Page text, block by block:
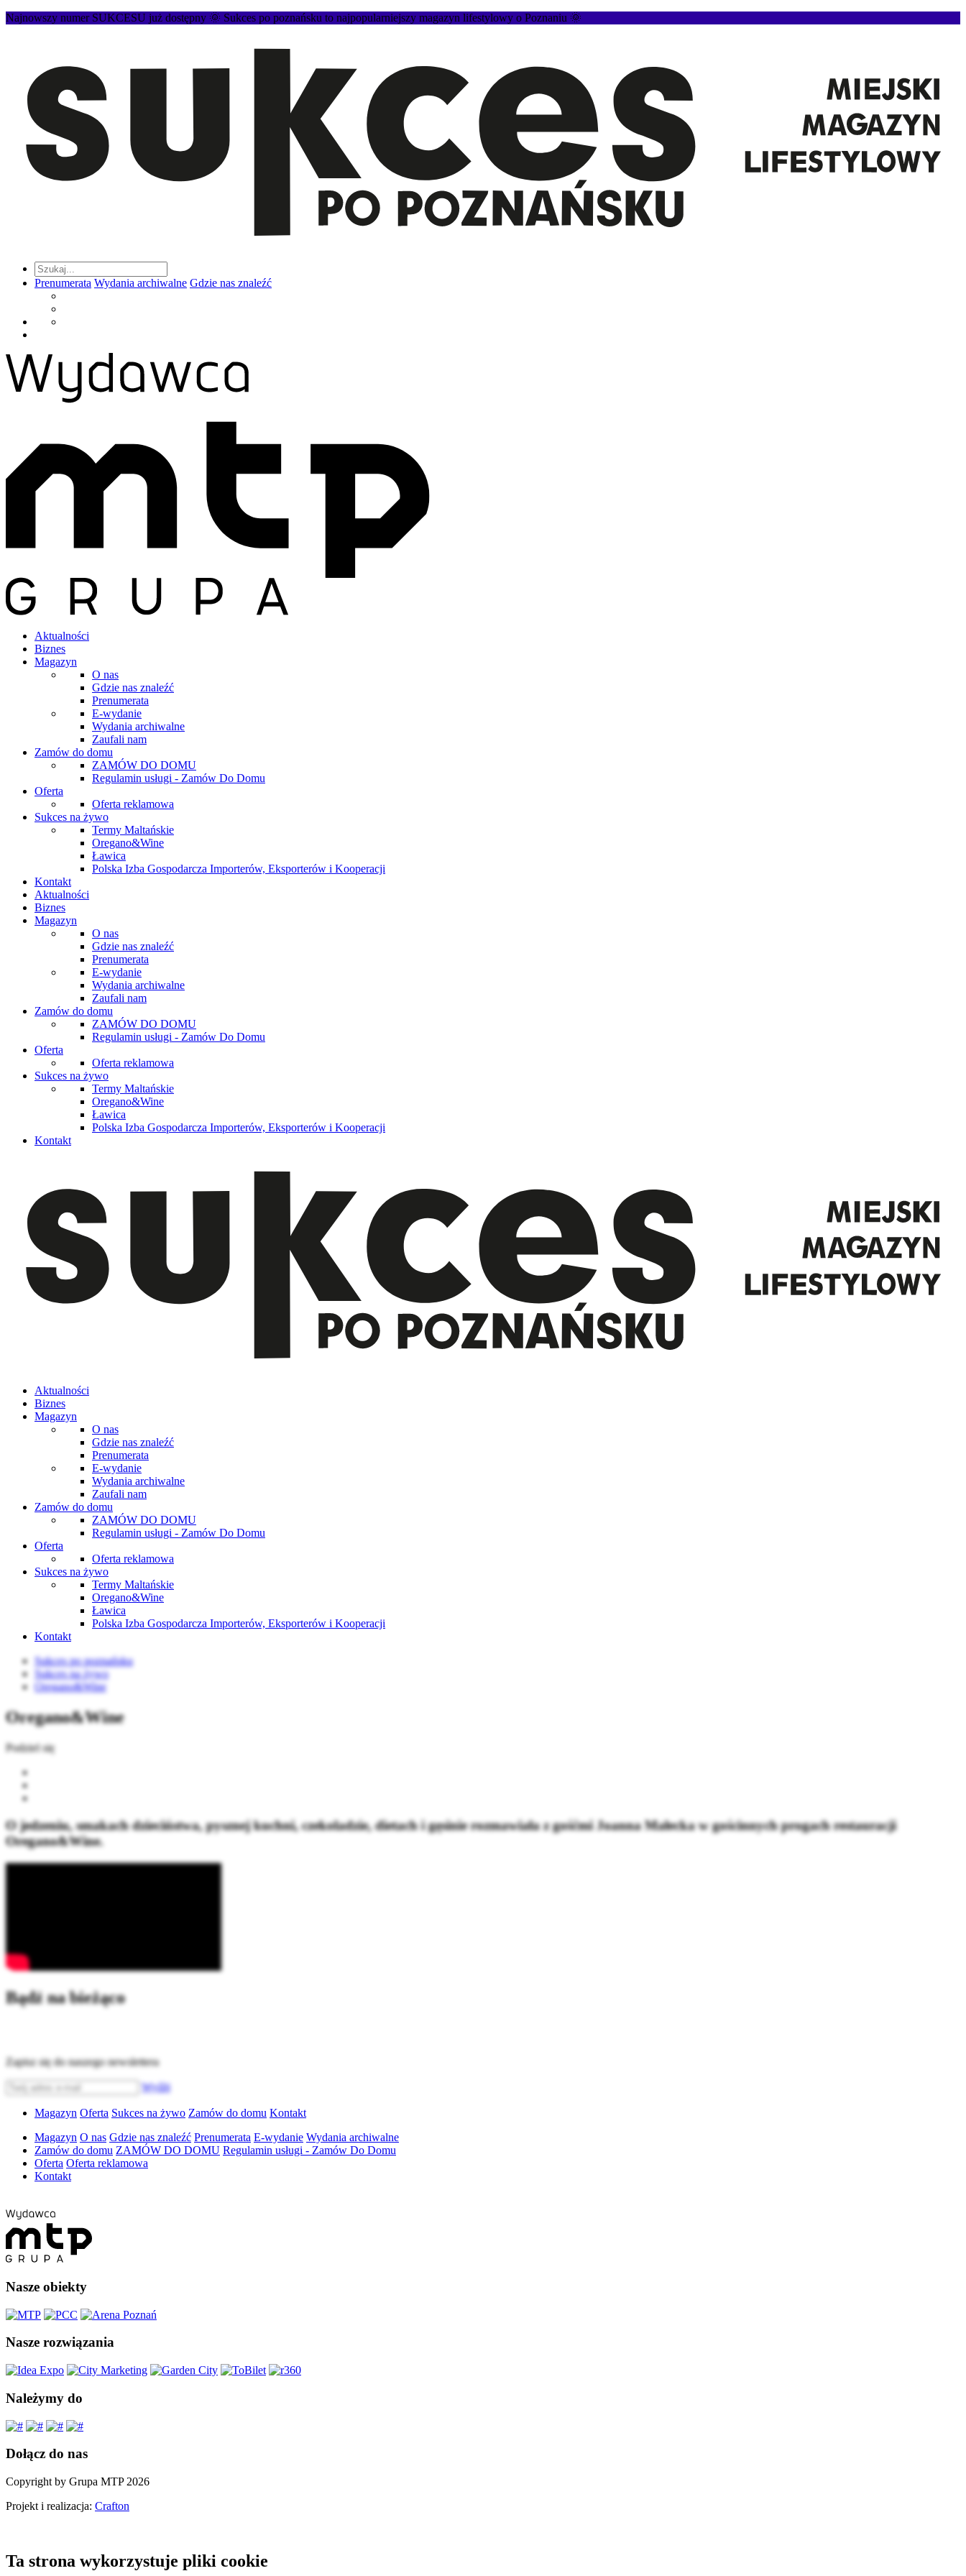
Najnowszy numer SUKCESU już dostępny 🌞 Sukces po poznańsku to najpopularniejszy magazyn lifestylowy o Poznaniu 🌞
Prenumerata Wydania archiwalne Gdzie nas znaleźć
Aktualności
Biznes
Magazyn
O nas
Gdzie nas znaleźć
Prenumerata
E-wydanie
Wydania archiwalne
Zaufali nam
Zamów do domu
ZAMÓW DO DOMU
Regulamin usługi - Zamów Do Domu
Oferta
Oferta reklamowa
Sukces na żywo
Termy Maltańskie
Oregano&Wine
Ławica
Polska Izba Gospodarcza Importerów, Eksporterów i Kooperacji
Kontakt
Aktualności
Biznes
Magazyn
O nas
Gdzie nas znaleźć
Prenumerata
E-wydanie
Wydania archiwalne
Zaufali nam
Zamów do domu
ZAMÓW DO DOMU
Regulamin usługi - Zamów Do Domu
Oferta
Oferta reklamowa
Sukces na żywo
Termy Maltańskie
Oregano&Wine
Ławica
Polska Izba Gospodarcza Importerów, Eksporterów i Kooperacji
Kontakt
Aktualności
Biznes
Magazyn
O nas
Gdzie nas znaleźć
Prenumerata
E-wydanie
Wydania archiwalne
Zaufali nam
Zamów do domu
ZAMÓW DO DOMU
Regulamin usługi - Zamów Do Domu
Oferta
Oferta reklamowa
Sukces na żywo
Termy Maltańskie
Oregano&Wine
Ławica
Polska Izba Gospodarcza Importerów, Eksporterów i Kooperacji
Kontakt
Sukces po poznańsku
Sukces na żywo
Oregano&Wine
Oregano&Wine
Podziel się
O jedzeniu, smakach dzieciństwa, pysznej kuchni, czekoladzie, dietach i gęsinie rozmawiała z gośćmi Joanna Małecka w gościnnych progach restauracji
Oregano&Wine.
Bądź na bieżąco
Zapisz się do naszego newslettera
Wyślij
Magazyn Oferta Sukces na żywo Zamów do domu Kontakt
Magazyn O nas Gdzie nas znaleźć Prenumerata E-wydanie Wydania archiwalne
Zamów do domu ZAMÓW DO DOMU Regulamin usługi - Zamów Do Domu
Oferta Oferta reklamowa
Kontakt
Nasze obiekty
Nasze rozwiązania
Należymy do
Dołącz do nas
Copyright by Grupa MTP 2026
Projekt i realizacja: Crafton
Ta strona wykorzystuje pliki cookie